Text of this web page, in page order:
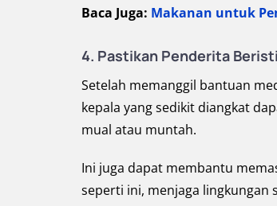
Baca Juga: Makanan untuk
4. Pastikan Penderita
Setelah memanggil bantuan
kepala yang sedikit diangkat
mual atau muntah.
Ini juga dapat membantu
seperti ini, menjaga lingkungan